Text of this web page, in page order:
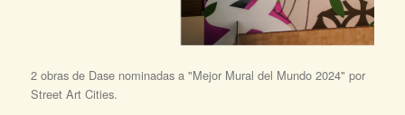
2 obras de Dase nominadas a "Mejor Mural del Mundo 2024" por
Street Art Cities.